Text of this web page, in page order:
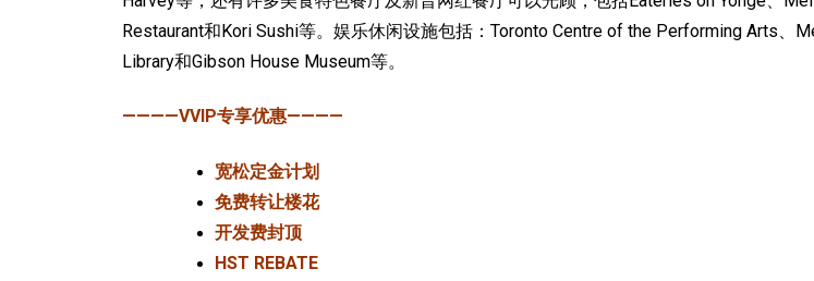
Restaurant和Kori Sushi等。娱乐休闲设施包括：Toronto Centre of the Performing Arts、
Library和Gibson House Museum等。
————VVIP专享优惠————
宽松定金计划
免费转让楼花
开发费封顶
HST REBATE